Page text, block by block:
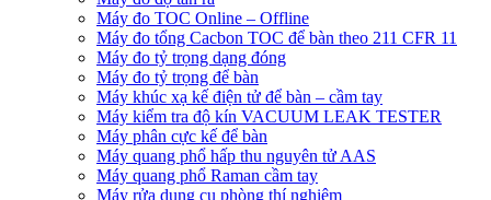
Máy đo TOC Online – Offline
Máy đo tổng Cacbon TOC để bàn theo 211 CFR 11
Máy đo tỷ trọng dạng đóng
Máy đo tỷ trọng để bàn
Máy khúc xạ kế điện tử để bàn – cầm tay
Máy kiểm tra độ kín VACUUM LEAK TESTER
Máy phân cực kế để bàn
Máy quang phổ hấp thu nguyên tử AAS
Máy quang phổ Raman cầm tay
Máy rửa dụng cụ phòng thí nghiệm